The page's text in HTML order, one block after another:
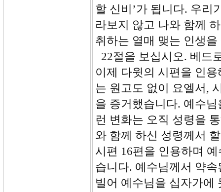
할 신비’가 됩니다. 우리
라보지 않고 나와 함께
취하는 열매 맺는 인생
22절을 보십시오. 베드
이제 다윗의 시편을 인
는 원고도 없이 요엘서,
을 증거했습니다. 예수
런 변화는 오직 성령을
와 함께 하신 성령께서
시편 16편을 인용하며
습니다. 예수님께서 약
빌어 예수님을 십자가에